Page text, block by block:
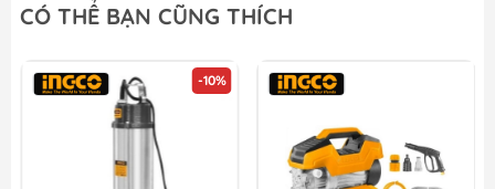
CÓ THỂ BẠN CŨNG THÍCH
-10%